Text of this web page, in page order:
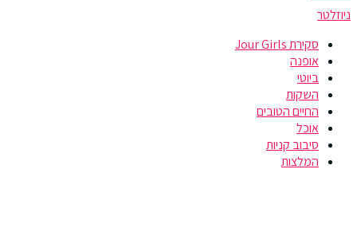
ניוזלטר
סקירת Jour Girls
אופנה
ביוטי
השקות
החיים הטובים
אוכל
סיבוב קניות
המלצות